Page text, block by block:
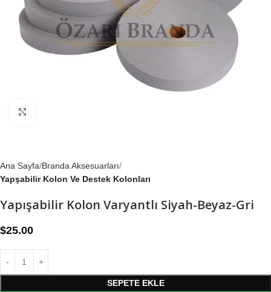
Ana Sayfa Branda Aksesuarları
Yapşabilir Kolon Ve Destek Kolonları
Yapışabilir Kolon Varyantlı Siyah-Beyaz-Gri
$25.00
SEPETE EKLE